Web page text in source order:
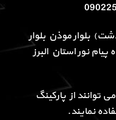
بلوار موذن بلوار
نور استان البرز
از پارکینگ
نمایند.